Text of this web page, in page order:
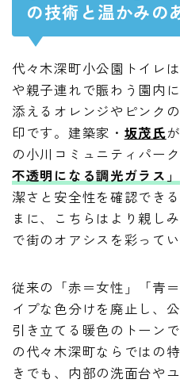
の技術と温かみの
代々木深町小公園トイレ
や親子連れで賑わう園内
添えるオレンジやピンク
印です。建築家・ 坂茂氏
の小川コミュニティパー
不透明になる調光ガラス」
潔さと安全性を確認でき
まに、こちらはより親し
で街のオアシスを彩ってい
従来の「赤＝女性」「青
イプな色分けを廃止し、
引き立てる暖色のトーン
の代々木深町ならではの
きでも、内部の洗面台や